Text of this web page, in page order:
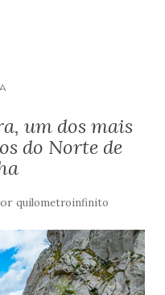
um dos mais
do Norte de
quilometroinfinito